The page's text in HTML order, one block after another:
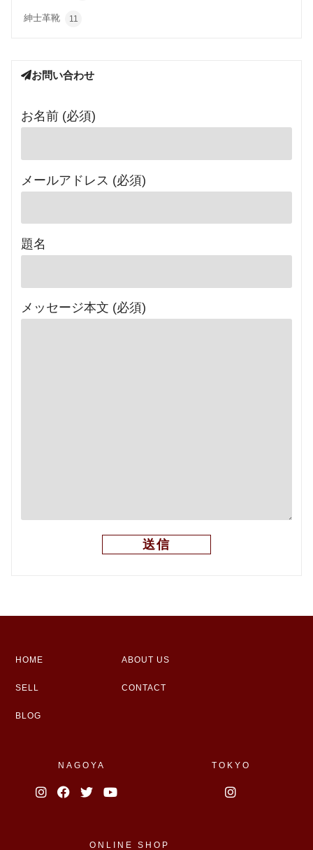
紳士革靴 11
お問い合わせ
お名前 (必須)
メールアドレス (必須)
題名
メッセージ本文 (必須)
HOME ABOUT US
SELL CONTACT
BLOG
NAGOYA TOKYO
ONLINE SHOP